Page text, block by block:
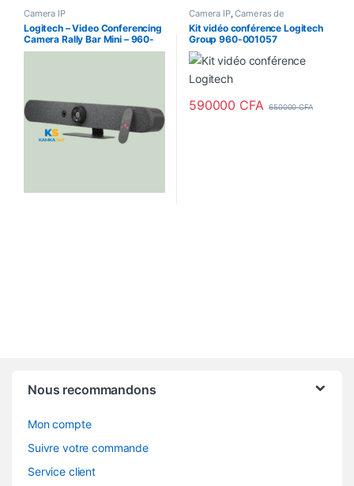
Camera IP
Logitech – Video Conferencing
Camera Rally Bar Mini – 960-
001340
Camera IP,Cameras de
surveillance
Kit vidéo conférence Logitech
Group 960-001057
590000 CFA 650000CFA
Nous recommandons
Mon compte
Suivre votre commande
Service client